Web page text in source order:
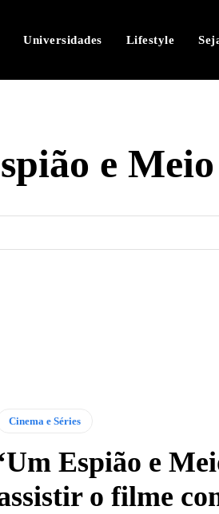
Universidades Lifestyle
e
Cinema e Séries
Espião e
o filme